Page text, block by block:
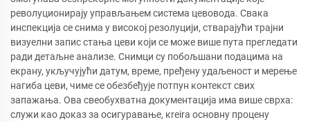
револуционирају управљањем система цевовода. Свака
инспекција се снима у високој резолуцији, стварајући трајни
визуелни запис стања цеви који се може више пута прегледати
ради детаљне анализе. Снимци су побољшани подацима на
екрану, укључујући датум, време, пређену удаљеност и мерење
нагиба цеви, чиме се обезбеђује потпун контекст свих
запажања. Ова свеобухватна документација има више сврха:
служи као доказ за осигуравање, кreira основну процену